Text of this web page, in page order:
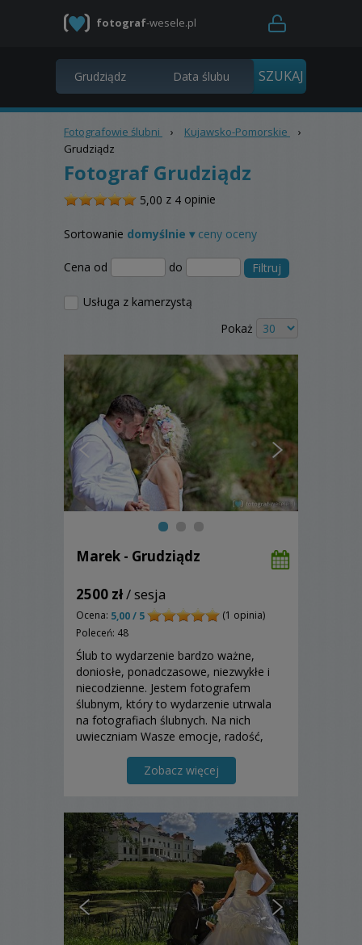
fotograf-wesele.pl
Fotografowie ślubni › Kujawsko-Pomorskie
›
Grudziądz
Fotograf Grudziądz
5,00 /z 4 opinie
Sortowanie domyślnie ▾ ceny oceny
Cena od do Filtruj
Usługa z kamerzystą
Pokaż
Marek - Grudziądz
2500 zł/ sesja
Ocena: 5,00 / 5
(1 opinia)
Poleceń: 48
Ślub to wydarzenie bardzo ważne,
doniosłe, ponadczasowe, niezwykłe i
niecodzienne. Jestem fotografem
ślubnym, który to wydarzenie utrwala
na fotografiach ślubnych. Na nich
uwieczniam Wasze emocje, radość,
się z moją ofertą!Zobacz więcej